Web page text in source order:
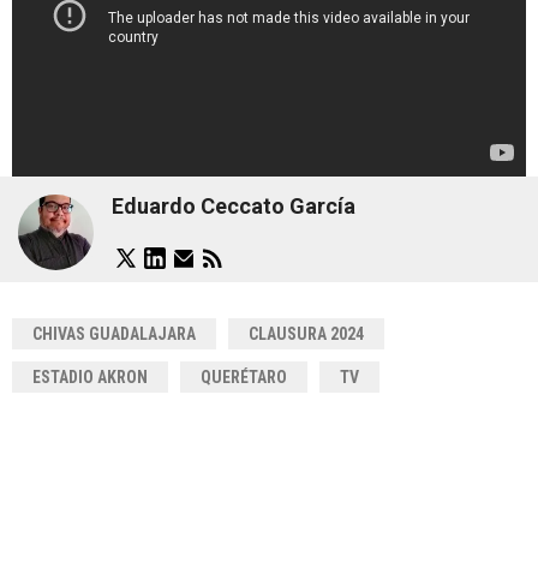
Eduardo Ceccato García
CHIVAS GUADALAJARA CLAUSURA 2024
ESTADIO AKRON QUERÉTARO TV